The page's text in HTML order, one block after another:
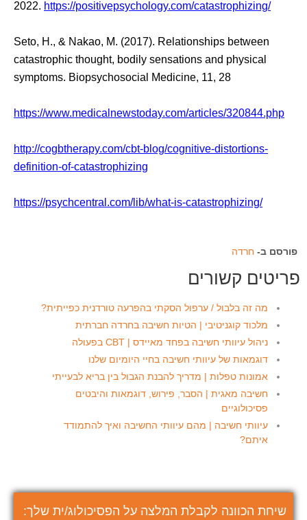
2022. https://positivepsychology.com/catastrophizing/
Seto, H., & Nakao, M. (2017). Relationships between
catastrophic thought, bodily sensations and physical
symptoms. Biopsychosocial Medicine, 11, 28
https://www.medicalnewstoday.com/articles/320844.php
http://cogbtherapy.com/cbt-blog/cognitive-distortions-
definition-of-catastrophizing
https://psychcentral.com/lib/what-is-catastrophizing/
פורסם ב- חרדה
פריטים קשורים
מה זה בלבול / ערפול הסקתי בהפרעה טורדנית כפייתית?
מלכוד קוגניטיבי | הטיות חשיבה בחרדה חברתית
ניהול עיוותי חשיבה בפחד מאיידס | CBT בפעולה
דוגמאות של עיוותי חשיבה בחיי היומיום שלנו
אמונות טפלות | מדריך להבנת הגבול בין בריא לבעייתי
חשיבה מאגית | הסבר, פירוש, דוגמאות והיבטים
פסיכולוגיים
עיוותי חשיבה | מהם עיוותי החשיבה ואיך להתמודד
איתם?
שיחת הכוונה לקבלת המלצה על הפסיכולוג/ית שלך: